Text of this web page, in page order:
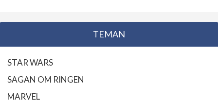
TEMAN
STAR WARS
SAGAN OM RINGEN
MARVEL